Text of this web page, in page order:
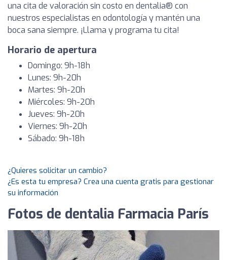
una cita de valoración sin costo en dentalia® con
nuestros especialistas en odontología y mantén una
boca sana siempre. ¡Llama y programa tu cita!
Horario de apertura
Domingo: 9h-18h
Lunes: 9h-20h
Martes: 9h-20h
Miércoles: 9h-20h
Jueves: 9h-20h
Viernes: 9h-20h
Sábado: 9h-18h
¿Quieres solicitar un cambio?
¿Es esta tu empresa? Crea una cuenta gratis para gestionar
su información
Fotos de dentalia Farmacia París